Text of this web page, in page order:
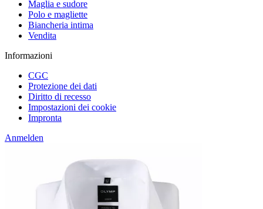
Maglia e sudore
Polo e magliette
Biancheria intima
Vendita
Informazioni
CGC
Protezione dei dati
Diritto di recesso
Impostazioni dei cookie
Impronta
Anmelden